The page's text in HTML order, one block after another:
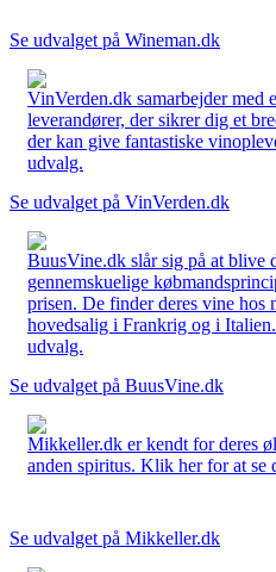
Se udvalget på Wineman.dk
VinVerden.dk samarbejder med
leverandører, der sikrer dig et
der kan give fantastiske
udvalg.
Se udvalget på VinVerden.dk
BuusVine.dk slår sig på at blive
gennemskuelige
prisen. De finder deres vine hos
hovedsalig i Frankrig og i
udvalg.
Se udvalget på BuusVine.dk
Mikkeller.dk er kendt for deres
anden spiritus. Klik her for at se
Se udvalget på Mikkeller.dk